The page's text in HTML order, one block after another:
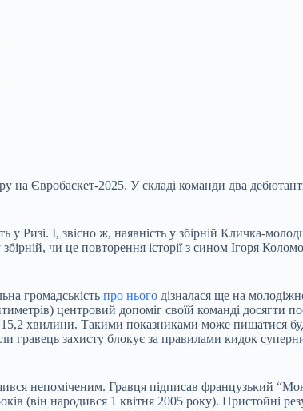
на Євробаскет-2025. У складі команди два
у Ризі. І, звісно ж, наявність у збірній Кличка-
чи це повторення історії з сином Ігоря
громадськість про нього дізналася ще на
центровий допоміг своїй команді досягти
хвилини. Такими показниками може пишатися
гравець захисту блокує за правилами кидок
непоміченим. Гравця підписав французький
народився 1 квітня 2005 року). Пристойні